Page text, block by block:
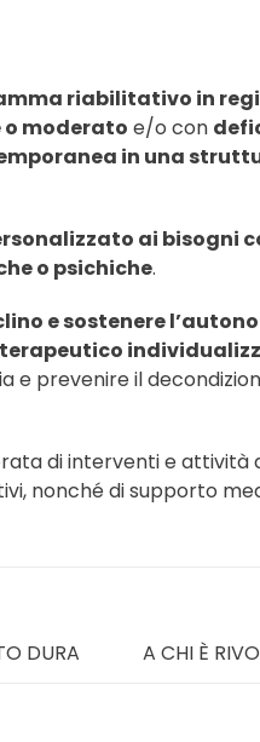
riabilitativo in
moderato e/o con
in una
ai bisogni
o psichiche.
e sostenere
e prevenire il
di interventi e attività
nonché di supporto
DURA A CHI È